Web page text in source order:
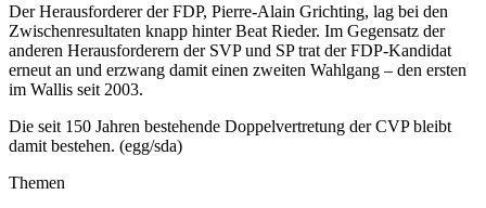
Der Herausforderer der FDP, Pierre-Alain Grichting, lag bei den
Zwischenresultaten knapp hinter Beat Rieder. Im Gegensatz der
anderen Herausforderern der SVP und SP trat der FDP-Kandidat
erneut an und erzwang damit einen zweiten Wahlgang – den ersten
im Wallis seit 2003.
Die seit 150 Jahren bestehende Doppelvertretung der CVP bleibt
damit bestehen. (egg/sda)
Themen